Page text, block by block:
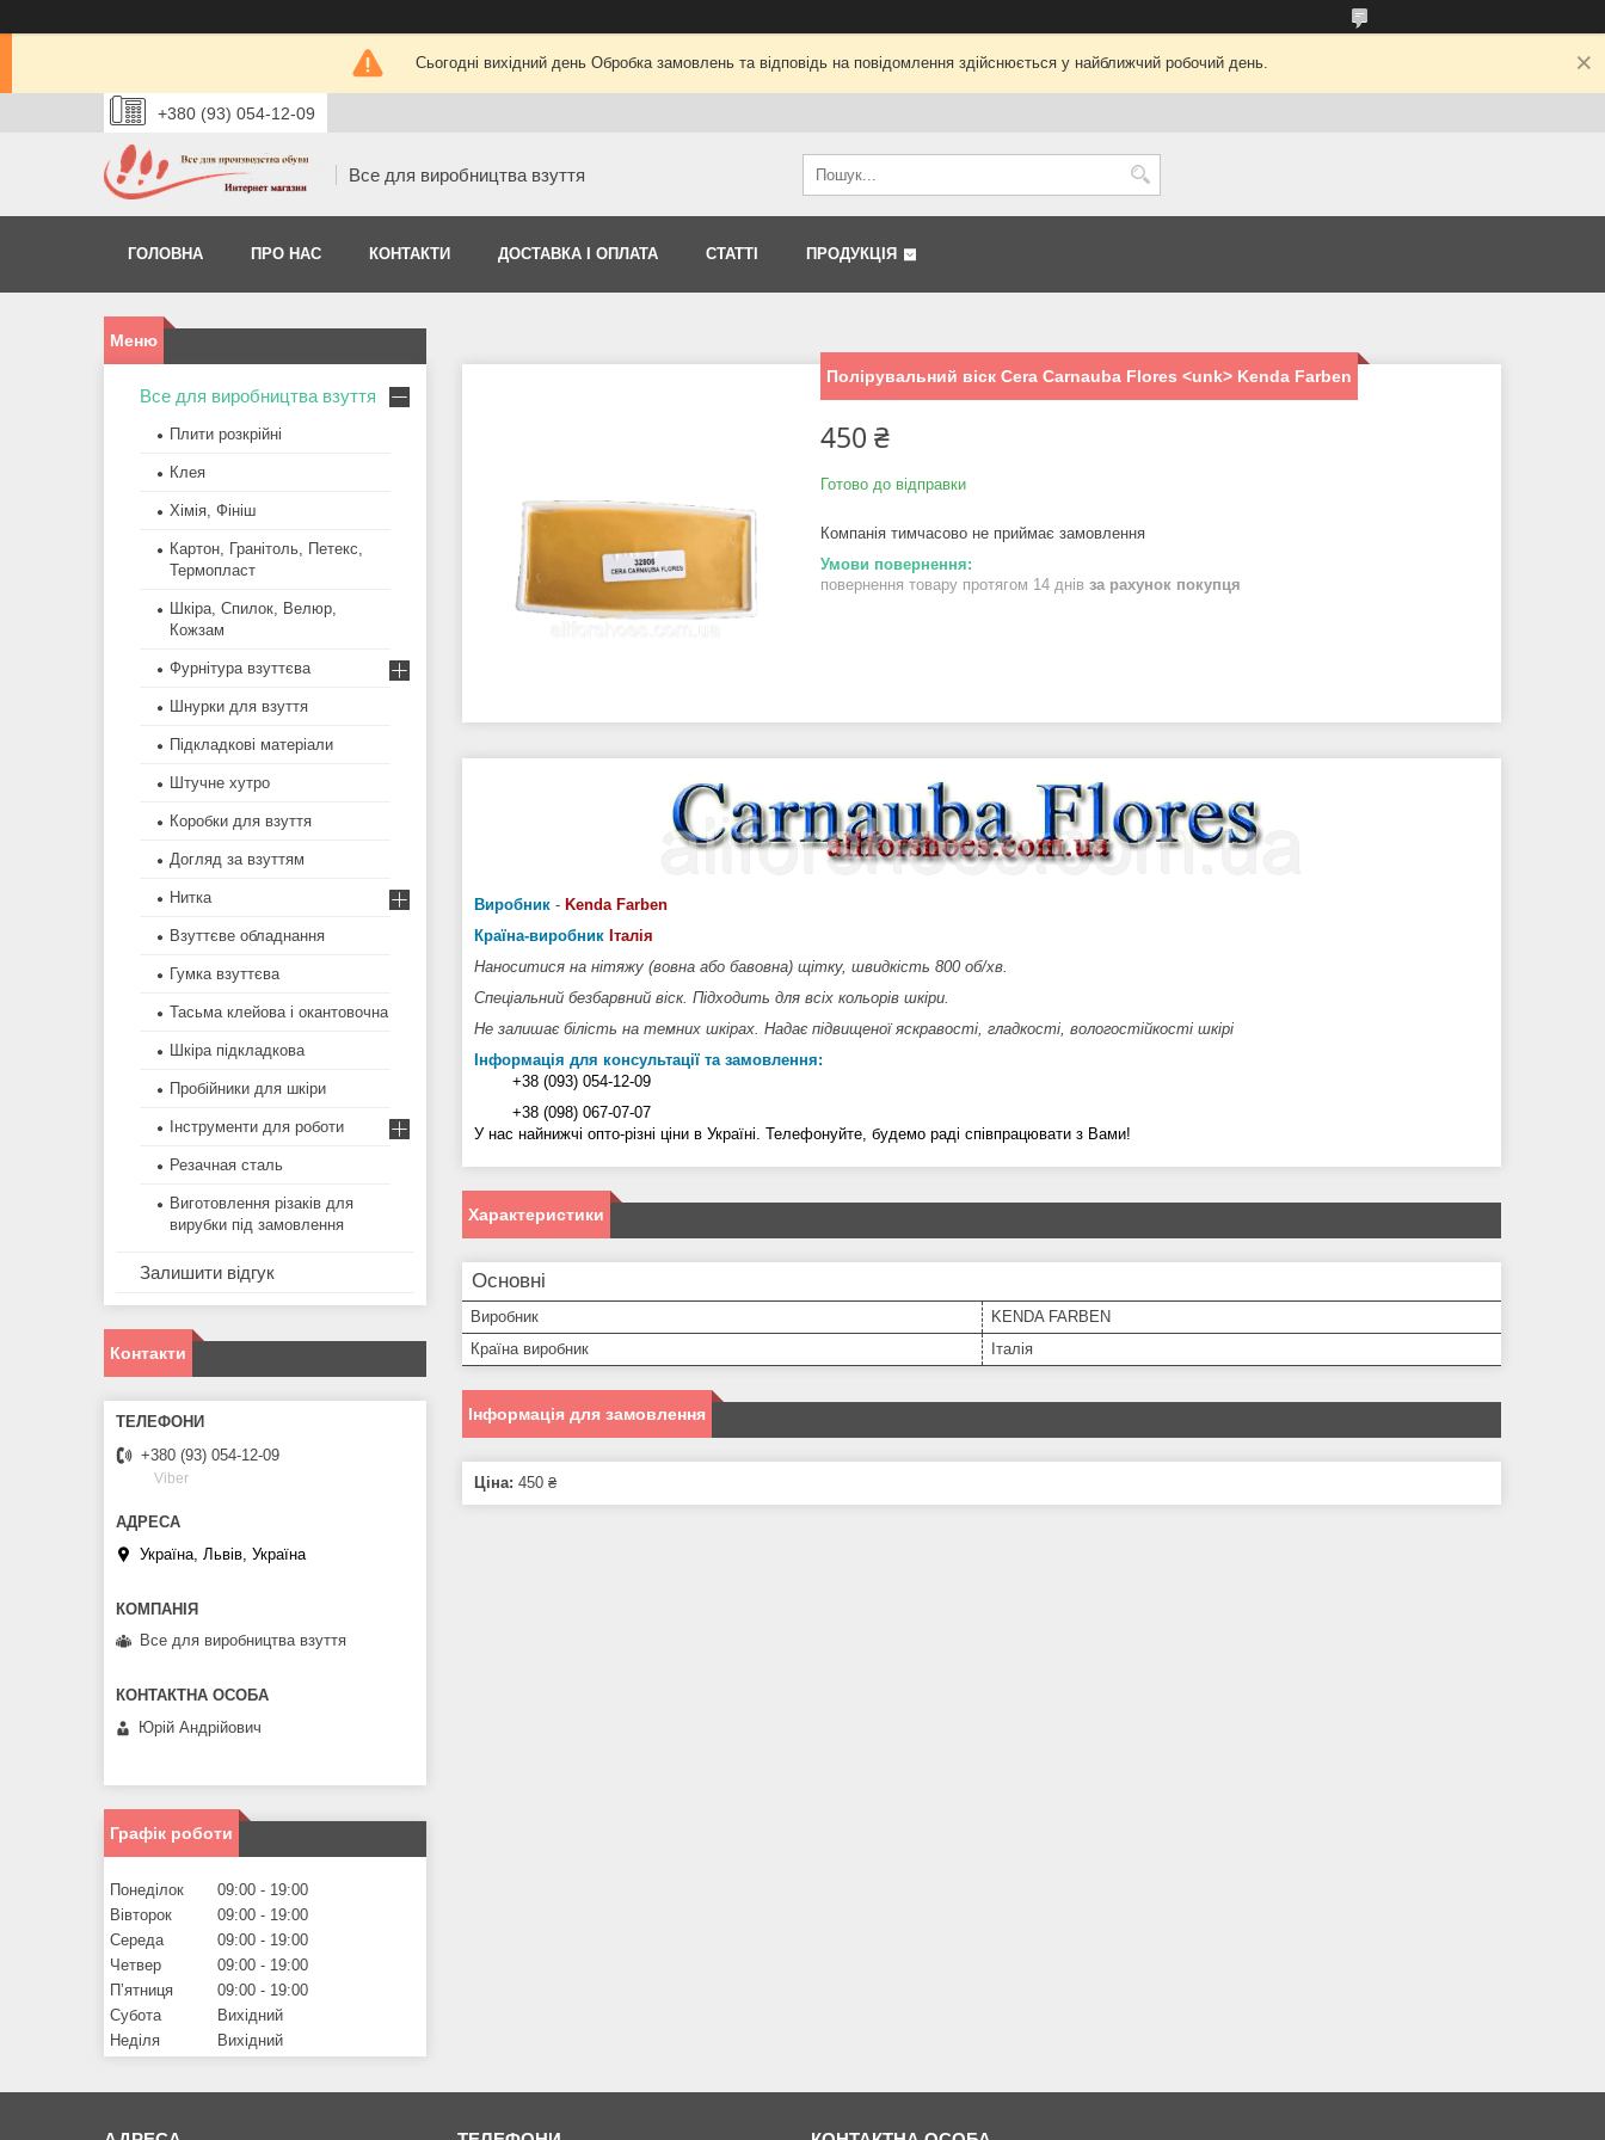
Сьогодні вихідний день Обробка замовлень та відповідь на повідомлення здійснюється у найближчий робочий день.
+380 (93) 054-12-09
Все для виробництва взуття
ГОЛОВНА ПРО НАС КОНТАКТИ ДОСТАВКА І ОПЛАТА СТАТТІ ПРОДУКЦІЯ
Полірувальний віск Cera Carnauba Flores <unk> Kenda Farben
450 ₴
Готово до відправки
Компанія тимчасово не приймає замовлення
повернення товару протягом 14 днів за рахунок покупця
Виробник - Kenda Farben
Країна-виробник Італія
Наноситися на нітяжу (вовна або бавовна) щітку, швидкість 800 об/хв.
Спеціальний безбарвний віск. Підходить для всіх кольорів шкіри.
Не залишає білість на темних шкірах. Надає підвищеної яскравості, гладкості, вологостійкості шкірі
Інформація для консультації та замовлення:
+38 (093) 054-12-09
+38 (098) 067-07-07
У нас найнижчі опто-різні ціни в Україні. Телефонуйте, будемо раді співпрацювати з Вами!
Характеристики
Основні
Виробник
KENDA FARBEN
Країна виробник
Італія
Інформація для замовлення
Ціна: 450 ₴
Все для виробництва взуття
Плити розкрійні
Клея
Хімія, Фініш
Картон, Гранітоль, Петекс,
Термопласт
Шкіра, Спилок, Велюр,
Кожзам
Фурнітура взуттєва
Шнурки для взуття
Підкладкові матеріали
Штучне хутро
Коробки для взуття
Догляд за взуттям
Нитка
Взуттєве обладнання
Гумка взуттєва
Тасьма клейова і окантовочна
Шкіра підкладкова
Пробійники для шкіри
Інструменти для роботи
Резачная сталь
Виготовлення різаків для
вирубки під замовлення
Залишити відгук
Контакти
+380 (93) 054-12-09
Viber
Україна, Львів, Україна
Все для виробництва взуття
Юрій Андрійович
Графік роботи
Понеділок 09:00
19:00
Вівторок
09:00
19:00
Середа
09:00
19:00
Четвер
09:00
19:00
Пʼятниця
09:00
19:00
Субота
Вихідний
Неділя
Вихідний